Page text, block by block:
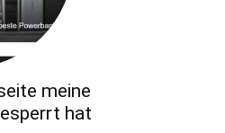
meine
hat